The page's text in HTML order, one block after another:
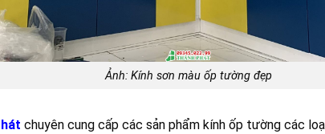
Ảnh: Kính sơn màu ốp tường đẹp
chuyên cung cấp các sản phẩm kính ốp tường các